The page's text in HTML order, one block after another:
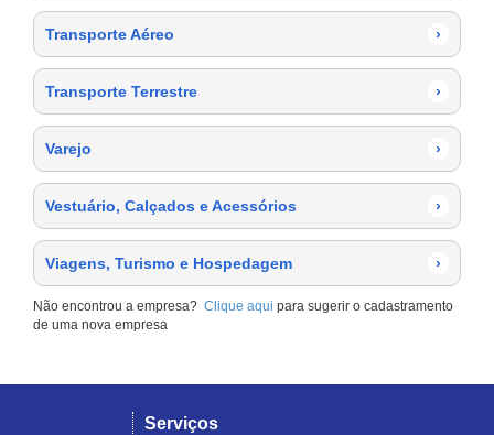
Transporte Aéreo ›
Transporte Terrestre ›
Varejo ›
Vestuário, Calçados e Acessórios ›
Viagens, Turismo e Hospedagem ›
Não encontrou a empresa? Clique aqui para sugerir o cadastramento
de uma nova empresa
Serviços